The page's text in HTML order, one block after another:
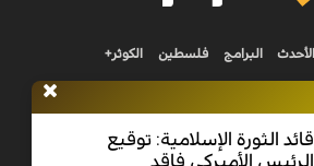
قائد الثورة الإسلامية: توقيع
الرئيس الأميركي فاقد
الأحدث البرامج فلسطين الكوثر+